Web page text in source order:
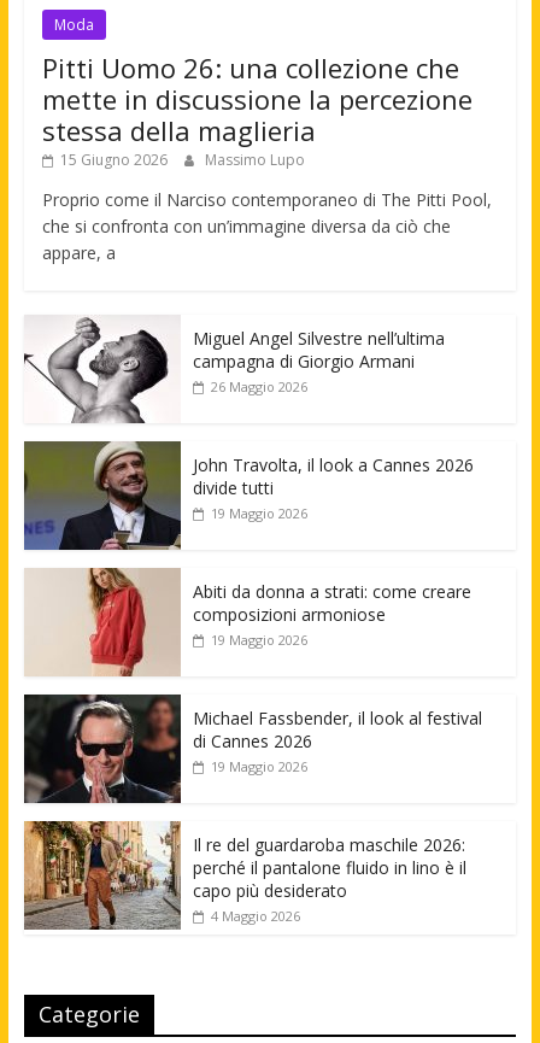
Moda
Pitti Uomo 26: una collezione che
mette in discussione la percezione
stessa della maglieria
15 Giugno 2026 Massimo Lupo
Proprio come il Narciso contemporaneo di The Pitti Pool,
che si confronta con un’immagine diversa da ciò che
appare, a
Miguel Angel Silvestre nell’ultima
campagna di Giorgio Armani
26 Maggio 2026
John Travolta, il look a Cannes 2026
divide tutti
19 Maggio 2026
Abiti da donna a strati: come creare
composizioni armoniose
19 Maggio 2026
Michael Fassbender, il look al festival
di Cannes 2026
19 Maggio 2026
Il re del guardaroba maschile 2026:
perché il pantalone fluido in lino è il
capo più desiderato
4 Maggio 2026
Categorie